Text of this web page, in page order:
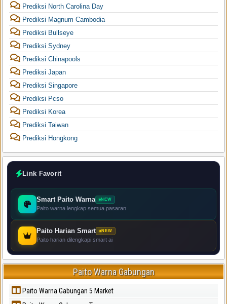
Prediksi North Carolina Day
Prediksi Magnum Cambodia
Prediksi Bullseye
Prediksi Sydney
Prediksi Chinapools
Prediksi Japan
Prediksi Singapore
Prediksi Pcso
Prediksi Korea
Prediksi Taiwan
Prediksi Hongkong
Link Favorit
Smart Paito Warna NEW
Paito warna lengkap semua pasaran
Paito Harian Smart NEW
Paito harian dilengkapi smart ai
Paito Warna Gabungan
Paito Warna Gabungan 5 Market